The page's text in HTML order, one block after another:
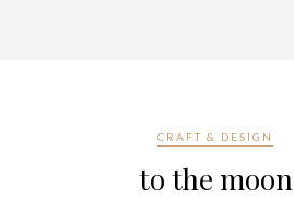
CRAFT & DESIGN
to the moon